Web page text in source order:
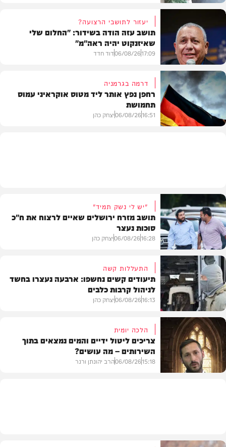
צבא וביטחון
בארץ
יעזור לתושבי הרצועה?
תושב עזה הודה בשידור: "החלום שלי
שאיזנקוט יהיה ראה"מ"
17:09
06/08/26דוד חדד
דרמה בגרמניה
רחפן נפץ אותר ליד מטוס אוקראיני עמוס
תחמושת
16:51
06/08/26יצחק כהן
משטרה
"יש לי נשק תמיד"
תושב מזרח ירושלים שאיים לרצוח את ח"כ
סוכות נעצר
16:28
06/08/26יצחק כהן
משטרה
התעללות קשה
תיעודים קשים נחשפו: ארבעה נעצרו בחשד
לניהול קרבות כלבים
16:13
06/08/26יצחק כהן
הלכה יומית
צריכים ליטול ידיים והמים נמצאים בתוך
השירותים – מה עושים?
15:18
06/08/26הרב יהונתן ורנר